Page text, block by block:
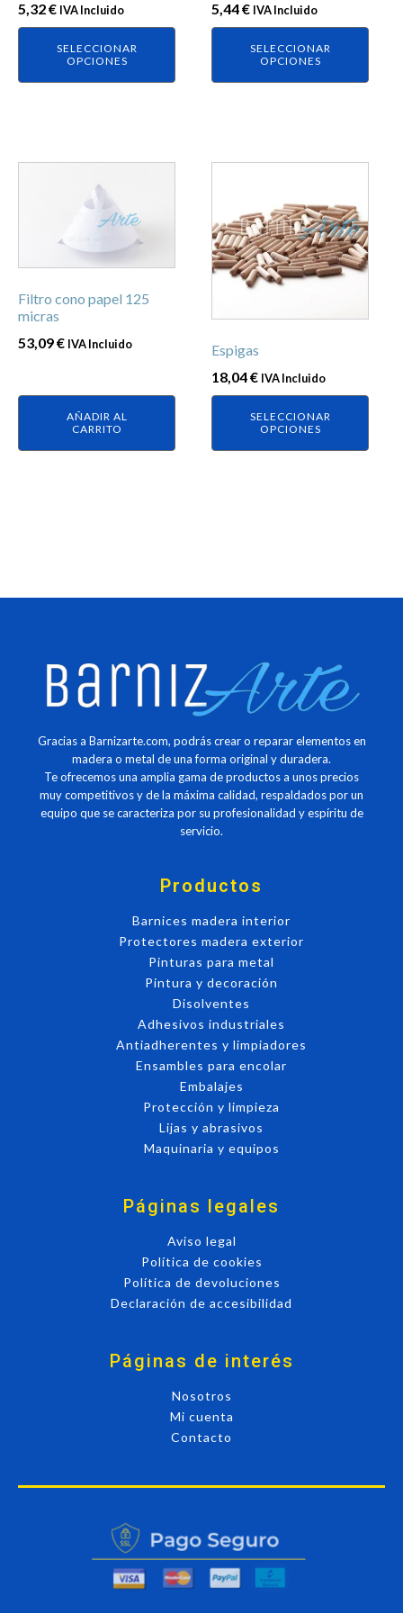
5,32€ IVA Incluido
SELECCIONAR
OPCIONES
elegir
en
5,44€ IVA Incluido
SELECCIONAR
OPCIONES
elegir
en
Filtro cono papel 125
micras
53,09€ IVA Incluido
AÑADIR AL
CARRITO
Espigas
18,04€ IVA Incluido
SELECCIONAR
OPCIONES
tiene
múltiples
variantes.
pueden
elegir
en
Gracias a Barnizarte.com, podrás crear o reparar elementos en
madera o metal de una forma original y duradera.
Te ofrecemos una amplia gama de productos a unos precios
muy competitivos y de la máxima calidad, respaldados por un
equipo que se caracteriza por su profesionalidad y espíritu de
servicio.
Productos
Barnices madera interior
Protectores madera exterior
Pinturas para metal
Pintura y decoración
Disolventes
Adhesivos industriales
Antiadherentes y limpiadores
Ensambles para encolar
Embalajes
Protección y limpieza
Lijas y abrasivos
Maquinaria y equipos
Páginas legales
Aviso legal
Política de cookies
Política de devoluciones
Declaración de accesibilidad
Páginas de interés
Nosotros
Mi cuenta
Contacto